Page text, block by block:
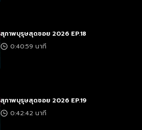
สุภาพบุรุษสุดซอย 2026 EP.18
0:40:59 นาที
สุภาพบุรุษสุดซอย 2026 EP.19
0:42:42 นาที